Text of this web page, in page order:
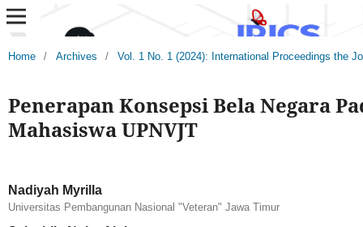
Home / Archives / Vol. 1 No. 1 (2024): International Proceedings the
Penerapan Konsepsi Bela Negara
Mahasiswa UPNVJT
Nadiyah Myrilla
Universitas Pembangunan Nasional "Veteran" Jawa Timur